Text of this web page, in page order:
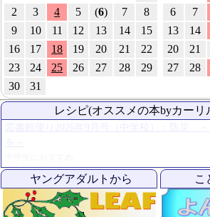
2
3 4 5 (6) 7
8
9
10 11 12 13 14
15
16
17 18 19 20 21
22
23
24 25 26 27 28
29
30
31
6
7
13
14
20
21
27
28
レシピ(オススメの本byカー
ヤングアダルトから こ